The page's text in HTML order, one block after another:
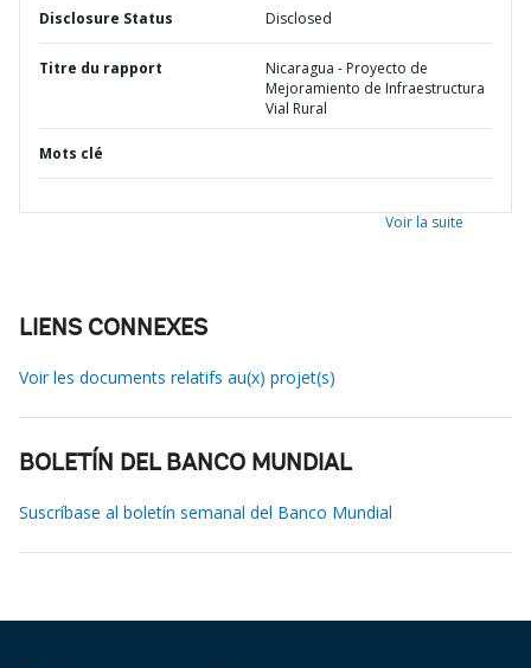
Disclosure Status Disclosed
Titre du rapport
Nicaragua - Proyecto de
Mejoramiento de Infraestructura
Vial Rural
Mots clé
Voir la suite
LIENS CONNEXES
Voir les documents relatifs au(x) projet(s)
BOLETÍN DEL BANCO MUNDIAL
Suscríbase al boletín semanal del Banco Mundial